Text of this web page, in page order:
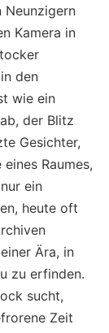
Neunzigern
Kamera in
den
wie ein
der Blitz
Gesichter,
Raumes,
ein
heute oft
Ära, in
zu erfinden.
sucht,
Zeit